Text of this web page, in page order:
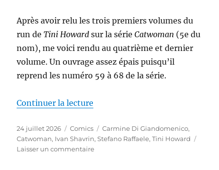
Après avoir relu les trois premiers volumes du
run deTini Howard sur la sérieCatwoman (5e du
nom), me voici rendu au quatrième et dernier
volume. Un ouvrage assez épais puisqu’il
reprend les numéro 59 à 68 de la série.
Continuer la lecture
Publié
le
24 juillet 2026 Catégories
Comics Étiquettes
Carmine Di Giandomenico,
Catwoman, Ivan Shavrin,Stefano Raffaele,Tini Howard
Laisser un commentairesur